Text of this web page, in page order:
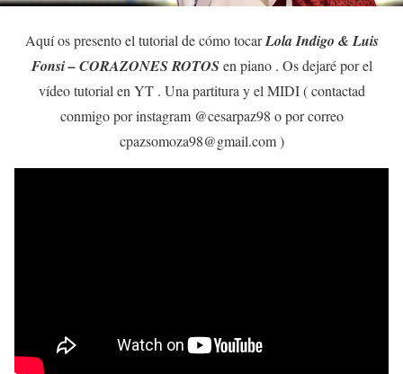
Aquí os presento el tutorial de cómo tocarLola Indigo & Luis
Fonsi – CORAZONES ROTOSen piano . Os dejaré por el
vídeo tutorial en YT . Una partitura y el MIDI ( contactad
conmigo por instagram @cesarpaz98 o por correo
cpazsomoza98@gmail.com )